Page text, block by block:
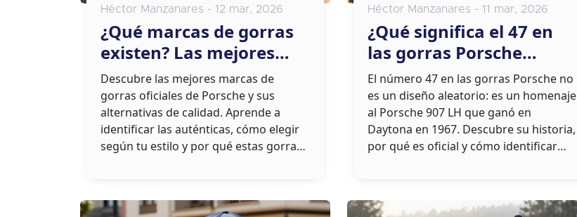
Héctor Manzanares - 12 mar, 2026
¿Qué marcas de gorras
existen? Las mejores
gorras oficiales de
Porsche y otras opciones
Descubre las mejores marcas de
gorras oficiales de Porsche y sus
alternativas de calidad. Aprende a
identificar las auténticas, cómo elegir
según tu estilo y por qué estas gorras
Héctor Manzanares - 11 mar, 2026
¿Qué significa el 47 en
las gorras Porsche
oficiales?
El número 47 en las gorras Porsche no
es un diseño aleatorio: es un homenaje
al Porsche 907 LH que ganó en
Daytona en 1967. Descubre su historia,
por qué es oficial y cómo identificar